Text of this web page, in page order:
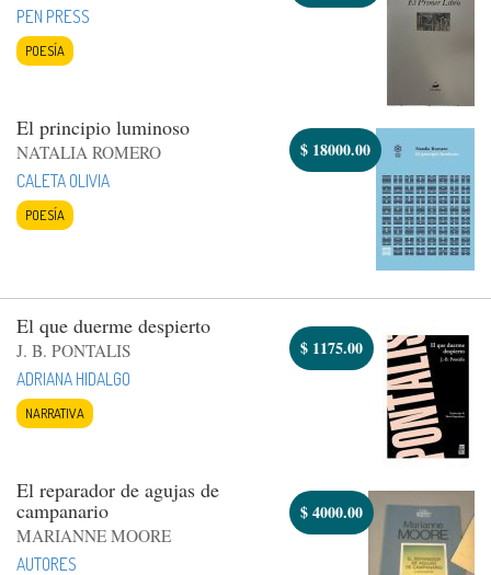
PEN PRESS
POESÍA
El principio luminoso
NATALIA ROMERO
CALETA OLIVIA
POESÍA
$ 18000.00
El que duerme despierto
J. B. PONTALIS
ADRIANA HIDALGO
NARRATIVA
$ 1175.00
El reparador de agujas de
campanario
MARIANNE MOORE
AUTORES
$4000.00